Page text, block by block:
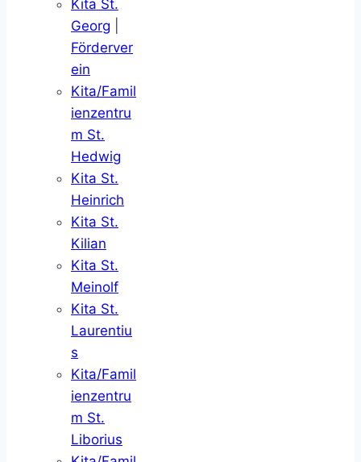
Kita St.
Georg
Förderver
ein
Kita/Famil
ienzentru
m St.
Hedwig
Kita St.
Heinrich
Kita St.
Kilian
Kita St.
Meinolf
Kita St.
Laurentiu
s
Kita/Famil
ienzentru
m St.
Liborius